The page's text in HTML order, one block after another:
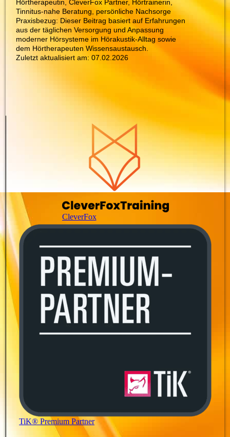
Hörtherapeutin, CleverFox Partner, Hörtrainerin,
Tinnitus-nahe Beratung, persönliche Nachsorge
Praxisbezug: Dieser Beitrag basiert auf Erfahrungen
aus der täglichen Versorgung und Anpassung
moderner Hörsysteme im Hörakustik-Alltag sowie
dem Hörtherapeuten Wissensaustausch.
Zuletzt aktualisiert am: 07.02.2026
CleverFox
TiK® Premium Partner